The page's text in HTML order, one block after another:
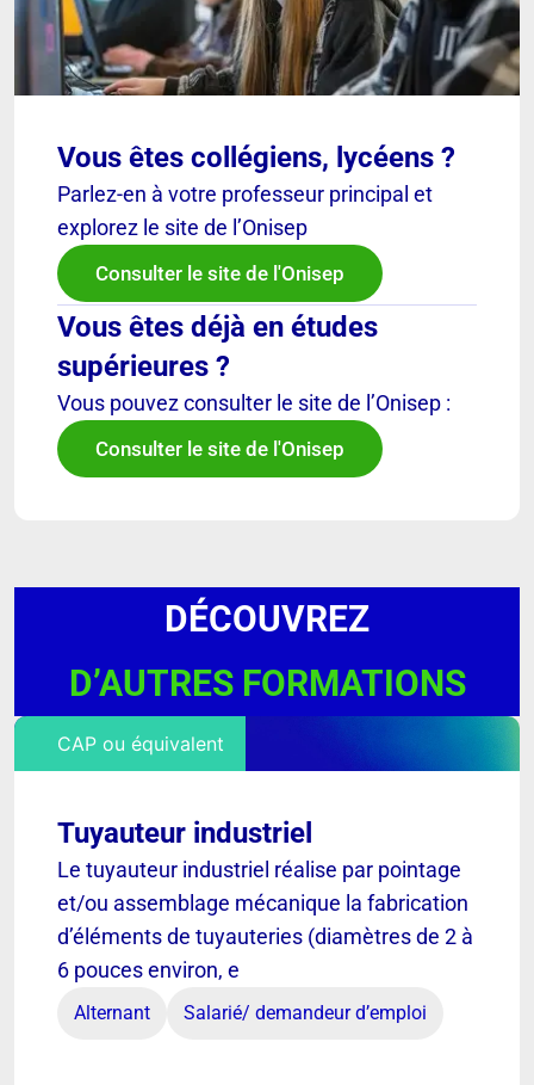
Vous êtes collégiens, lycéens ?
Parlez-en à votre professeur principal et
explorez le site de l’Onisep
Consulter le site de l'Onisep
Vous êtes déjà en études
supérieures ?
Vous pouvez consulter le site de l’Onisep :
Consulter le site de l'Onisep
DÉCOUVREZ
D’AUTRES FORMATIONS
CAP ou équivalent
Tuyauteur industriel
Le tuyauteur industriel réalise par pointage
et/ou assemblage mécanique la fabrication
d’éléments de tuyauteries (diamètres de 2 à
6 pouces environ, e
Alternant Salarié/ demandeur d’emploi